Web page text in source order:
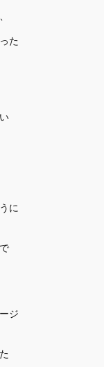
た
に
ジ